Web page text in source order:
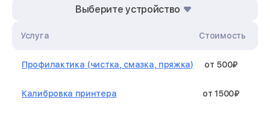
Выберите устройство
Услуга Стоимость
Профилактика (чистка, смазка, пряжка) от 500₽
Калибровка принтера от 1500₽